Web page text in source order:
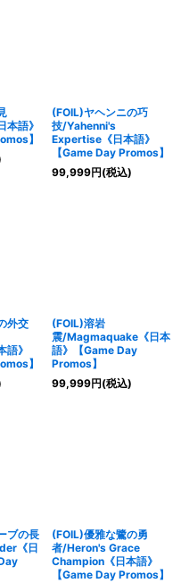
語》
】
(FOIL)ヤヘンニの巧
技/Yahenni's
Expertise《日本語》
【Game Day Promos】
99,999円(税込)
外交
》
】
(FOIL)溶岩
震/Magmaquake《日本
語》【Game Day
Promos】
99,999円(税込)
ブの長
《日
(FOIL)優雅な鷺の勇
者/Heron's Grace
Champion《日本語》
【Game Day Promos】